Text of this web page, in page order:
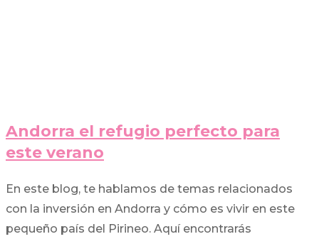
Andorra el refugio perfecto para
este verano
En este blog, te hablamos de temas relacionados
con la inversión en Andorra y cómo es vivir en este
pequeño país del Pirineo. Aquí encontrarás